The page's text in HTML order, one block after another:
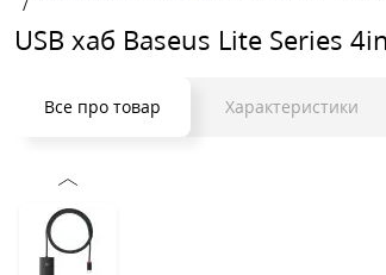
USB хаб Baseus Lite Series
Все про товар Характеристики